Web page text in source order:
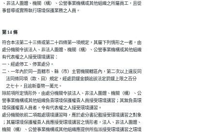
、非法人團體、機關（構）、公營事業機構或其他組織之所屬員工，且從
事督導或實際執行環境保護業務之人員。
第 14 條
符合本法第二十三條或第二十四條第一項規定，其屬下列情形之一者，由
處分機關令該法人、非法人團體、機關（構）、公營事業機構或其他組織
有代表權之人接受環境講習：
一、經處停工、停業處分。
二、一年內於同一直轄市、縣（市）主管機關轄區內，第二次以上違反同
    法同條同項（款、目）規定，經處罰鍰金額逾該法定罰鍰上限之百分
    之七十，且逾新臺幣一萬元。
除前項所定情形外，由處分機關令該法人、非法人團體、機關（構）、公
營事業機構或其他組織負責環境保護權責人員接受環境講習；其無負責環
境保護權責人員者，令有代表權之人接受環境講習。
處分機關依前二項裁處環境講習時，應於處分書記載接受環境講習之對象
；其屬環境保護權責人員應接受環境講習之情形者，法人、非法人團體、
機關（構）、公營事業機構或其他組織應提供所指派接受環境講習之環境